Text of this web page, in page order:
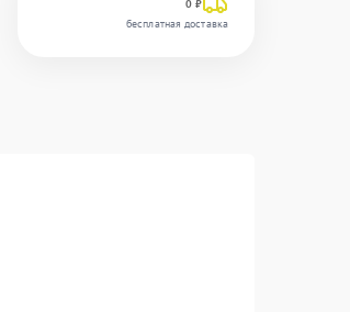
0 ₽
бесплатная доставка